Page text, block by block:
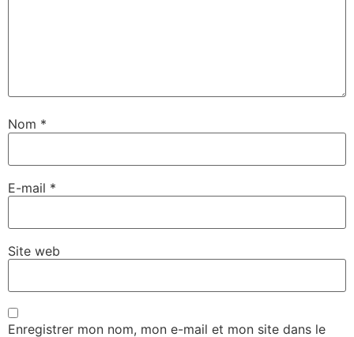
Nom *
E-mail *
Site web
Enregistrer mon nom, mon e-mail et mon site dans le